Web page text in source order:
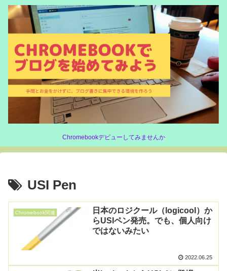
Chromebookデビューしてみませんか
USI Pen
Chromebook関連
日本のロジクール（logicool）か
らUSIペン発売。でも、個人向け
ではないみたい
2022.06.25